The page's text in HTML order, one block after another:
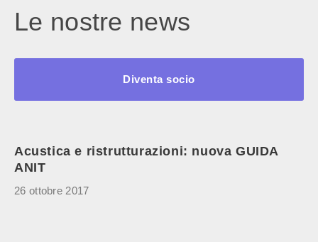
Le nostre news
Diventa socio
Acustica e ristrutturazioni: nuova GUIDA
ANIT
26 ottobre 2017